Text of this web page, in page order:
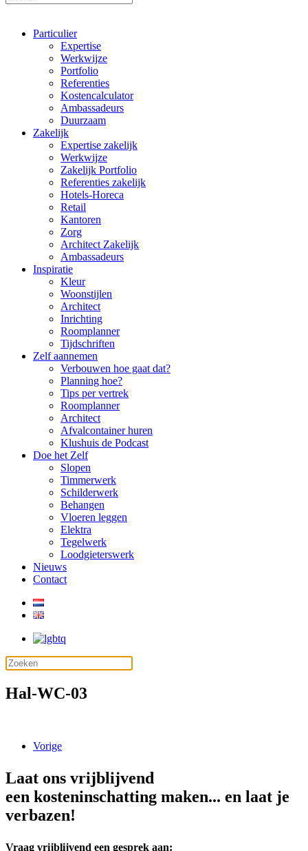
Particulier
Expertise
Werkwijze
Portfolio
Referenties
Kostencalculator
Ambassadeurs
Duurzaam
Zakelijk
Expertise zakelijk
Werkwijze
Zakelijk Portfolio
Referenties zakelijk
Hotels-Horeca
Retail
Kantoren
Zorg
Architect Zakelijk
Ambassadeurs
Inspiratie
Kleur
Woonstijlen
Architect
Inrichting
Roomplanner
Tijdschriften
Zelf aannemen
Verbouwen hoe gaat dat?
Planning hoe?
Tips per vertrek
Roomplanner
Architect
Afvalcontainer huren
Klushuis de Podcast
Doe het Zelf
Slopen
Timmerwerk
Schilderwerk
Behangen
Vloeren leggen
Elektra
Tegelwerk
Loodgieterswerk
Nieuws
Contact
Hal-WC-03
Vorige
Laat ons vrijblijvend
een kosteninschatting maken... en laat je
verbazen!
Vraag vrijblijvend een gesprek aan: